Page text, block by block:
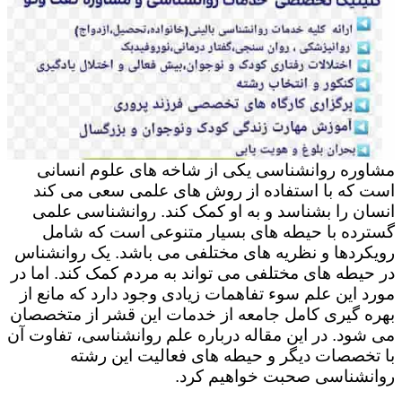
مشاوره روانشناسی یکی از شاخه های علوم انسانی
است که با استفاده از روش های علمی سعی می کند
انسان را بشناسد و به او کمک کند. روانشناسی علمی
گسترده با حیطه های بسیار متنوعی است که شامل
رویکردها و نظریه های مختلفی می باشد. یک روانشناس
در حیطه های مختلفی می تواند به مردم کمک کند. اما در
مورد این علم سوء تفاهمات زیادی وجود دارد که مانع از
بهره گیری کامل جامعه از خدمات این قشر از متخصصان
می شود. در این مقاله درباره علم روانشناسی، تفاوت آن
با تخصصات دیگر و حیطه های فعالیت این رشته
روانشناسی صحبت خواهیم کرد.